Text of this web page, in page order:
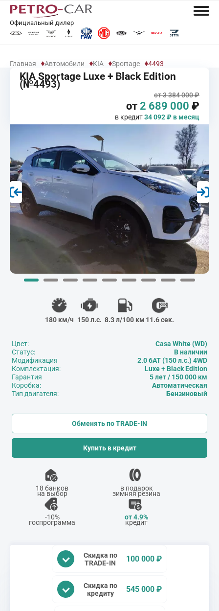
Официальный дилер
Главная Автомобили KIA Sportage 4493
KIA Sportage Luxe + Black Edition
(№4493)
от 3 384 000 ₽
от 2 689 000 ₽
в кредит34 092 ₽ в месяц
180 км/ч 150 л.с. 8.3 л/100 км 11.6 сек.
Цвет:
Статус:
Модификация
Комплектация:
Гарантия
Коробка:
Тип двигателя:
Casa White (WD)
В наличии
2.0 6АТ (150 л.с.) 4WD
Luxe + Black Edition
5 лет / 150 000 км
Автоматическая
Бензиновый
Обменять по TRADE-IN
Купить в кредит
18 банков
на выбор
в подарок
зимняя резина
-10%
госпрограмма
от 4.9%
кредит
Скидка по
TRADE-IN
100 000 ₽
Скидка по
кредиту
545 000 ₽